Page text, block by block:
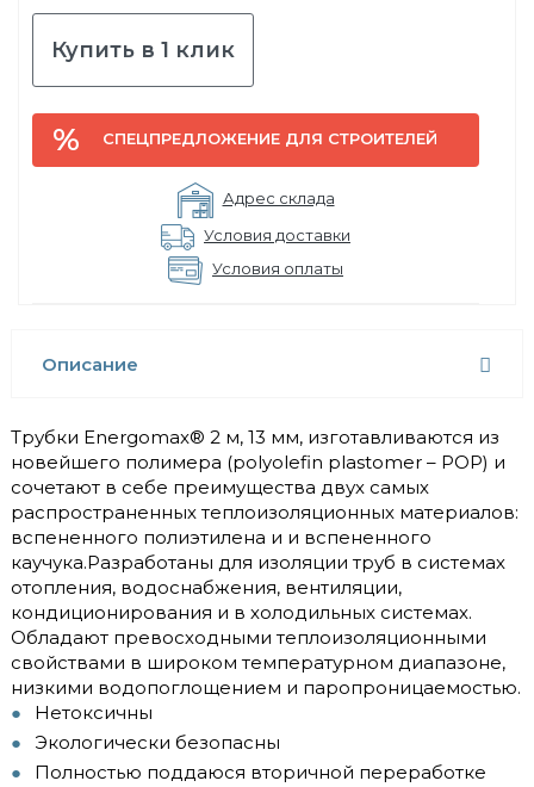
Купить в 1 клик
СПЕЦПРЕДЛОЖЕНИЕ ДЛЯ СТРОИТЕЛЕЙ
Адрес склада
Условия доставки
Условия оплаты
Описание
Трубки Energomax® 2 м, 13 мм, изготавливаются из
новейшего полимера (polyolefin plastomer – POP) и
сочетают в себе преимущества двух самых
распространенных теплоизоляционных материалов:
вспененного полиэтилена и и вспененного
каучука.Разработаны для изоляции труб в системах
отопления, водоснабжения, вентиляции,
кондиционирования и в холодильных системах.
Обладают превосходными теплоизоляционными
свойствами в широком температурном диапазоне,
низкими водопоглощением и паропроницаемостью.
Нетоксичны
Экологически безопасны
Полностью поддаюся вторичной переработке